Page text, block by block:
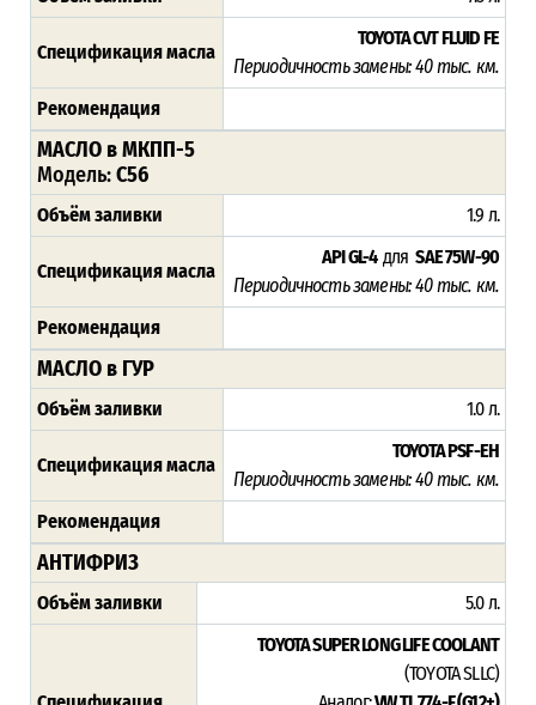
Спецификация масла
TOYOTA CVT FLUID FE
Периодичность замены: 40 тыс. км.
Рекомендация
МАСЛО в МКПП-5
Модель:С56
Объём заливки 1.9 л.
Спецификация масла
API GL-4 дляSAE 75W-90
Периодичность замены: 40 тыс. км.
Рекомендация
МАСЛО в ГУР
Объём заливки 1.0 л.
Спецификация масла
TOYOTA PSF-EH
Периодичность замены: 40 тыс. км.
Рекомендация
АНТИФРИЗ
Объём заливки 5.0 л.
TOYOTA SUPER LONG LIFE COOLANT
(TOYOTA SLLC)